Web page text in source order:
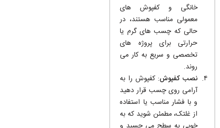
خانگی و کفپوش های
معمولی مناسب هستند، در
حالی که چسب های گرم یا
حرارتی برای پروژه های
تخصصی و سریع به کار می
روند.
نصب کفپوش: کفپوش را به
آرامی روی چسب قرار دهید
و با فشار مناسب یا استفاده
از غلتک، مطمئن شوید که به